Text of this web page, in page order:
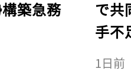
築急務
で共
手不
1日前